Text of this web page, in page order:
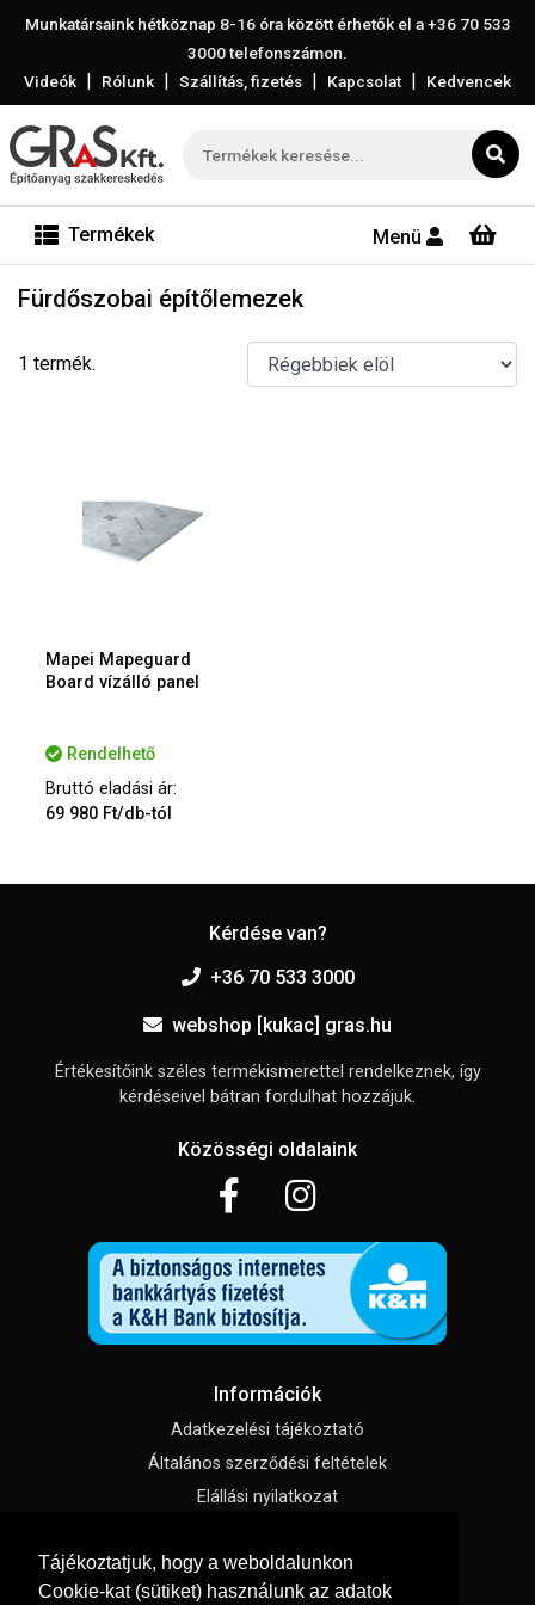
Tájékoztatjuk, hogy a weboldalunkon
Cookie-kat (sütiket) használunk az adatok
Munkatársaink hétköznap 8-16 óra között érhetők el a+36 70 533
3000telefonszámon.
Videók | Rólunk | Szállítás, fizetés | Kapcsolat | Kedvencek
Termékek Menü
Fürdőszobai építőlemezek
1 termék.
Mapei Mapeguard
Board vízálló panel
Rendelhető
Bruttó eladási ár:
69 980 Ft/db-tól
Kérdése van?
+36 70 533 3000
webshop [kukac] gras.hu
Értékesítőink széles termékismerettel rendelkeznek, így
kérdéseivel bátran fordulhat hozzájuk.
Közösségi oldalaink
Információk
Adatkezelési tájékoztató
Általános szerződési feltételek
Elállási nyilatkozat
Süti beállítások